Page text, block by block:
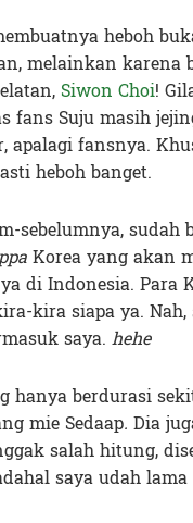
heboh
melainkan
Siwon Choi!
fans Suju masih
apalagi fansnya.
heboh banget.
sebelumnya,
Korea yang akan
di Indonesia. Para
kira siapa ya.
saya. hehe
hanya berdurasi
mie Sedaap. Dia
salah hitung,
saya udah